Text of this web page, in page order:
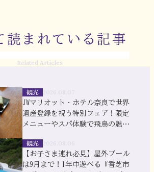
読まれている記事
Related Articles
観光
JWマリオット・ホテル奈良で世界
遺産登録を祝う特別フェア！限定
メニューやスパ体験で飛鳥の魅力
観光
【お子さま連れ必見】屋外プール
は9月まで！1年中遊べる『香芝市